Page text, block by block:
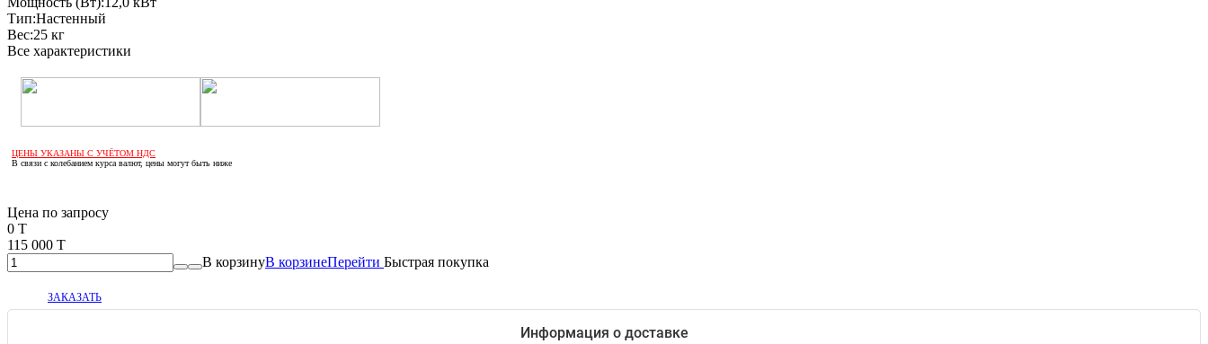
Тип:Настенный
Вес:25 кг
Все характеристики
ЦЕНЫ УКАЗАНЫ С УЧЁТОМ НДС
В связи с колебанием курса валют, цены могут быть ниже
Цена по запросу
0 T
115 000 T
В корзинуВ корзинеПерейти Быстрая покупка
ЗАКАЗАТЬ
Информация о доставке